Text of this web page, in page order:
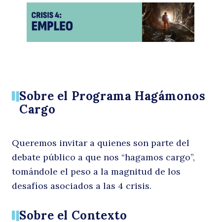
Sobre el Programa Hagámonos
Cargo
Queremos invitar a quienes son parte del
debate público a que nos “hagamos cargo”,
tomándole el peso a la magnitud de los
desafíos asociados a las 4 crisis.
Sobre el Contexto